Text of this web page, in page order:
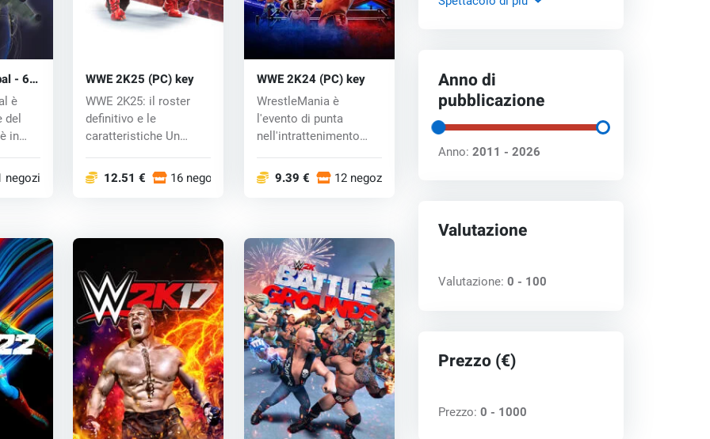
- 64
è
del
in
negozi
WWE 2K25 (PC) key
WWE 2K25: il roster
definitivo e le
caratteristiche Un
12.51 € 16 negozi
WWE 2K24 (PC) key
WrestleMania è
l'evento di punta
nell'intrattenimento
9.39 € 12 negozi
Anno di
pubblicazione
Anno:2011 - 2026
Valutazione
Valutazione:0 - 100
Prezzo (€)
Prezzo:0 - 1000